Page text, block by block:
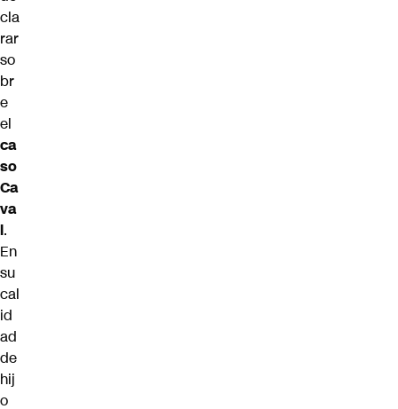
cla
rar
so
br
e
el
ca
so
Ca
va
l.
En
su
cal
id
ad
de
hij
o